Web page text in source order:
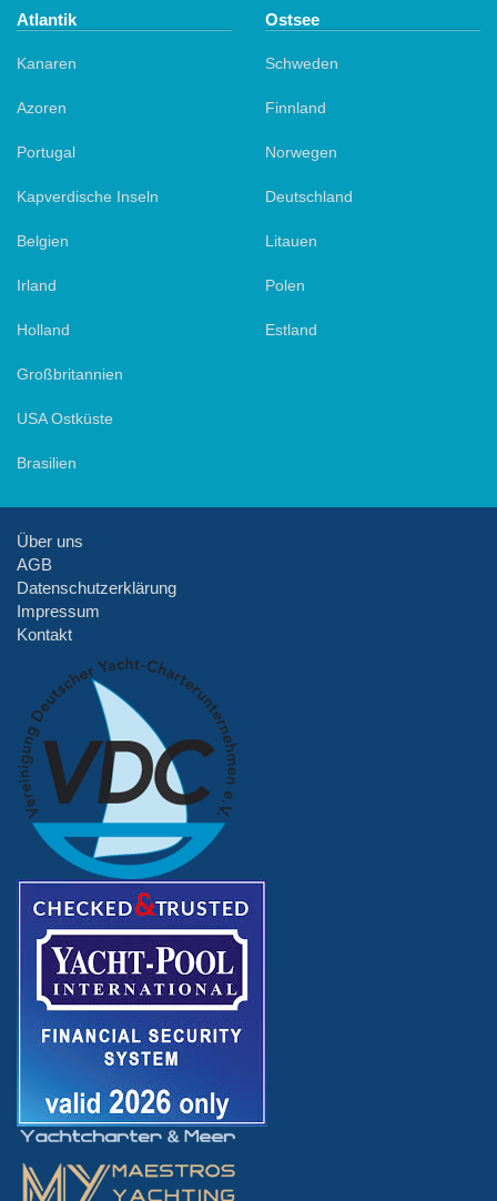
Atlantik
Kanaren
Azoren
Portugal
Kapverdische Inseln
Belgien
Irland
Holland
Großbritannien
USA Ostküste
Brasilien
Ostsee
Schweden
Finnland
Norwegen
Deutschland
Litauen
Polen
Estland
Über uns
AGB
Datenschutzerklärung
Impressum
Kontakt